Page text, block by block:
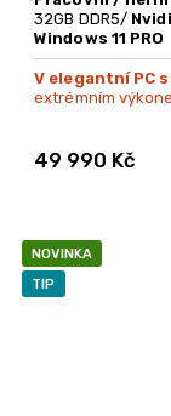
49 990 Kč
32GB DDR5/
Windows 11 PRO
V elegantní PC
extrémním
NOVINKA
TIP